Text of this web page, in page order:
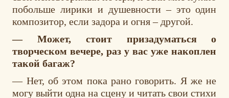
побольше лирики и душевности – это один
композитор, если задора и огня – другой.
— Может, стоит призадуматься о
творческом вечере, раз у вас уже накоплен
такой багаж?
— Нет, об этом пока рано говорить. Я же не
могу выйти одна на сцену и читать свои стихи